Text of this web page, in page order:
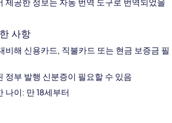
제공한 정보는 자동 번역 도구로 번역되었을
사항
비해 신용카드, 직불카드 또는 현금 보증금 필
정부 발행 신분증이 필요할 수 있음
나이: 만 18세부터